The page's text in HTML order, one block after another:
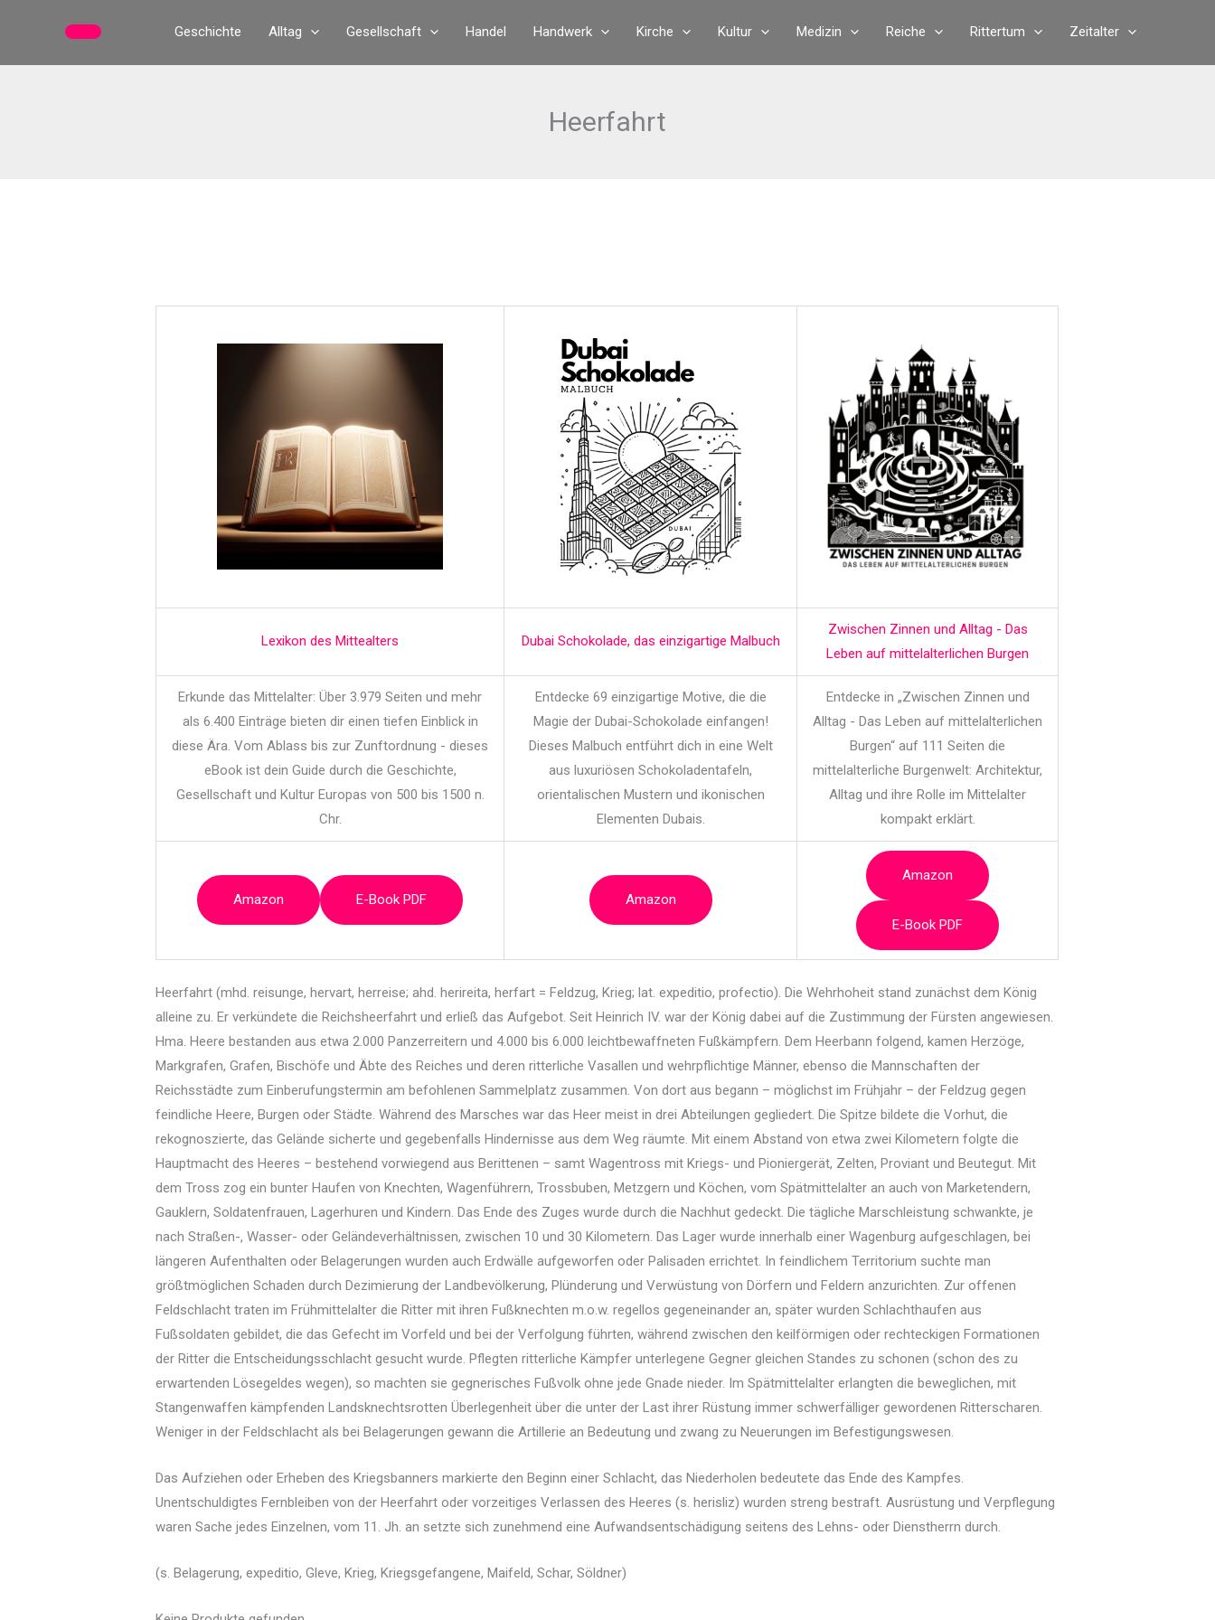
Geschichte Alltag Gesellschaft Handel Handwerk Kirche Kultur Medizin Reiche Rittertum Zeitalter
Heerfahrt
Lexikon des Mittealters Dubai Schokolade, das einzigartige Malbuch
Zwischen Zinnen und Alltag - Das
Leben auf mittelalterlichen Burgen
Erkunde das Mittelalter: Über 3.979 Seiten und mehr
als 6.400 Einträge bieten dir einen tiefen Einblick in
diese Ära. Vom Ablass bis zur Zunftordnung - dieses
eBook ist dein Guide durch die Geschichte,
Gesellschaft und Kultur Europas von 500 bis 1500 n.
Chr.
Entdecke 69 einzigartige Motive, die die
Magie der Dubai-Schokolade einfangen!
Dieses Malbuch entführt dich in eine Welt
aus luxuriösen Schokoladentafeln,
orientalischen Mustern und ikonischen
Elementen Dubais.
Entdecke in „Zwischen Zinnen und
Alltag - Das Leben auf mittelalterlichen
Burgen“ auf 111 Seiten die
mittelalterliche Burgenwelt: Architektur,
Alltag und ihre Rolle im Mittelalter
kompakt erklärt.
Amazon E-Book PDF Amazon
Amazon
E-Book PDF
Heerfahrt (mhd. reisunge, hervart, herreise; ahd. herireita, herfart = Feldzug, Krieg; lat.expeditio, profectio). Die Wehrhoheit stand zunächst dem König
alleine zu. Er verkündete die Reichsheerfahrt und erließ das Aufgebot. Seit Heinrich IV. war der König dabei auf die Zustimmung der Fürsten angewiesen.
Hma. Heere bestanden aus etwa 2.000 Panzerreitern und 4.000 bis 6.000 leichtbewaffneten Fußkämpfern. Dem Heerbann folgend, kamen Herzöge,
Markgrafen, Grafen, Bischöfe und Äbte des Reiches und deren ritterliche Vasallen und wehrpflichtige Männer, ebenso die Mannschaften der
Reichsstädte zum Einberufungstermin am befohlenen Sammelplatz zusammen. Von dort aus begann – möglichst im Frühjahr – der Feldzug gegen
feindliche Heere, Burgen oder Städte. Während des Marsches war das Heer meist in drei Abteilungen gegliedert. Die Spitze bildete die Vorhut, die
rekognoszierte, das Gelände sicherte und gegebenfalls Hindernisse aus dem Weg räumte. Mit einem Abstand von etwa zwei Kilometern folgte die
Hauptmacht des Heeres – bestehend vorwiegend aus Berittenen – samt Wagentross mit Kriegs- und Pioniergerät, Zelten, Proviant und Beutegut. Mit
dem Tross zog ein bunter Haufen von Knechten, Wagenführern, Trossbuben, Metzgern und Köchen, vom Spätmittelalter an auch von Marketendern,
Gauklern, Soldatenfrauen, Lagerhuren und Kindern. Das Ende des Zuges wurde durch die Nachhut gedeckt. Die tägliche Marschleistung schwankte, je
nach Straßen-, Wasser- oder Geländeverhältnissen, zwischen 10 und 30 Kilometern. Das Lager wurde innerhalb einer Wagenburg aufgeschlagen, bei
längeren Aufenthalten oder Belagerungen wurden auch Erdwälle aufgeworfen oder Palisaden errichtet. In feindlichem Territorium suchte man
größtmöglichen Schaden durch Dezimierung der Landbevölkerung, Plünderung und Verwüstung von Dörfern und Feldern anzurichten. Zur offenen
Feldschlacht traten im Frühmittelalter die Ritter mit ihren Fußknechten m.o.w. regellos gegeneinander an, später wurden Schlachthaufen aus
Fußsoldaten gebildet, die das Gefecht im Vorfeld und bei der Verfolgung führten, während zwischen den keilförmigen oder rechteckigen Formationen
der Ritter die Entscheidungsschlacht gesucht wurde. Pflegten ritterliche Kämpfer unterlegene Gegner gleichen Standes zu schonen (schon des zu
erwartenden Lösegeldes wegen), so machten sie gegnerisches Fußvolk ohne jede Gnade nieder. Im Spätmittelalter erlangten die beweglichen, mit
Stangenwaffen kämpfenden Landsknechtsrotten Überlegenheit über die unter der Last ihrer Rüstung immer schwerfälliger gewordenen Ritterscharen.
Weniger in der Feldschlacht als bei Belagerungen gewann die Artillerie an Bedeutung und zwang zu Neuerungen im Befestigungswesen.
Das Aufziehen oder Erheben des Kriegsbanners markierte den Beginn einer Schlacht, das Niederholen bedeutete das Ende des Kampfes.
Unentschuldigtes Fernbleiben von der Heerfahrt oder vorzeitiges Verlassen des Heeres (s. herisliz) wurden streng bestraft. Ausrüstung und Verpflegung
waren Sache jedes Einzelnen, vom 11. Jh. an setzte sich zunehmend eine Aufwandsentschädigung seitens des Lehns- oder Dienstherrn durch.
(s. Belagerung, expeditio, Gleve, Krieg, Kriegsgefangene, Maifeld, Schar, Söldner)